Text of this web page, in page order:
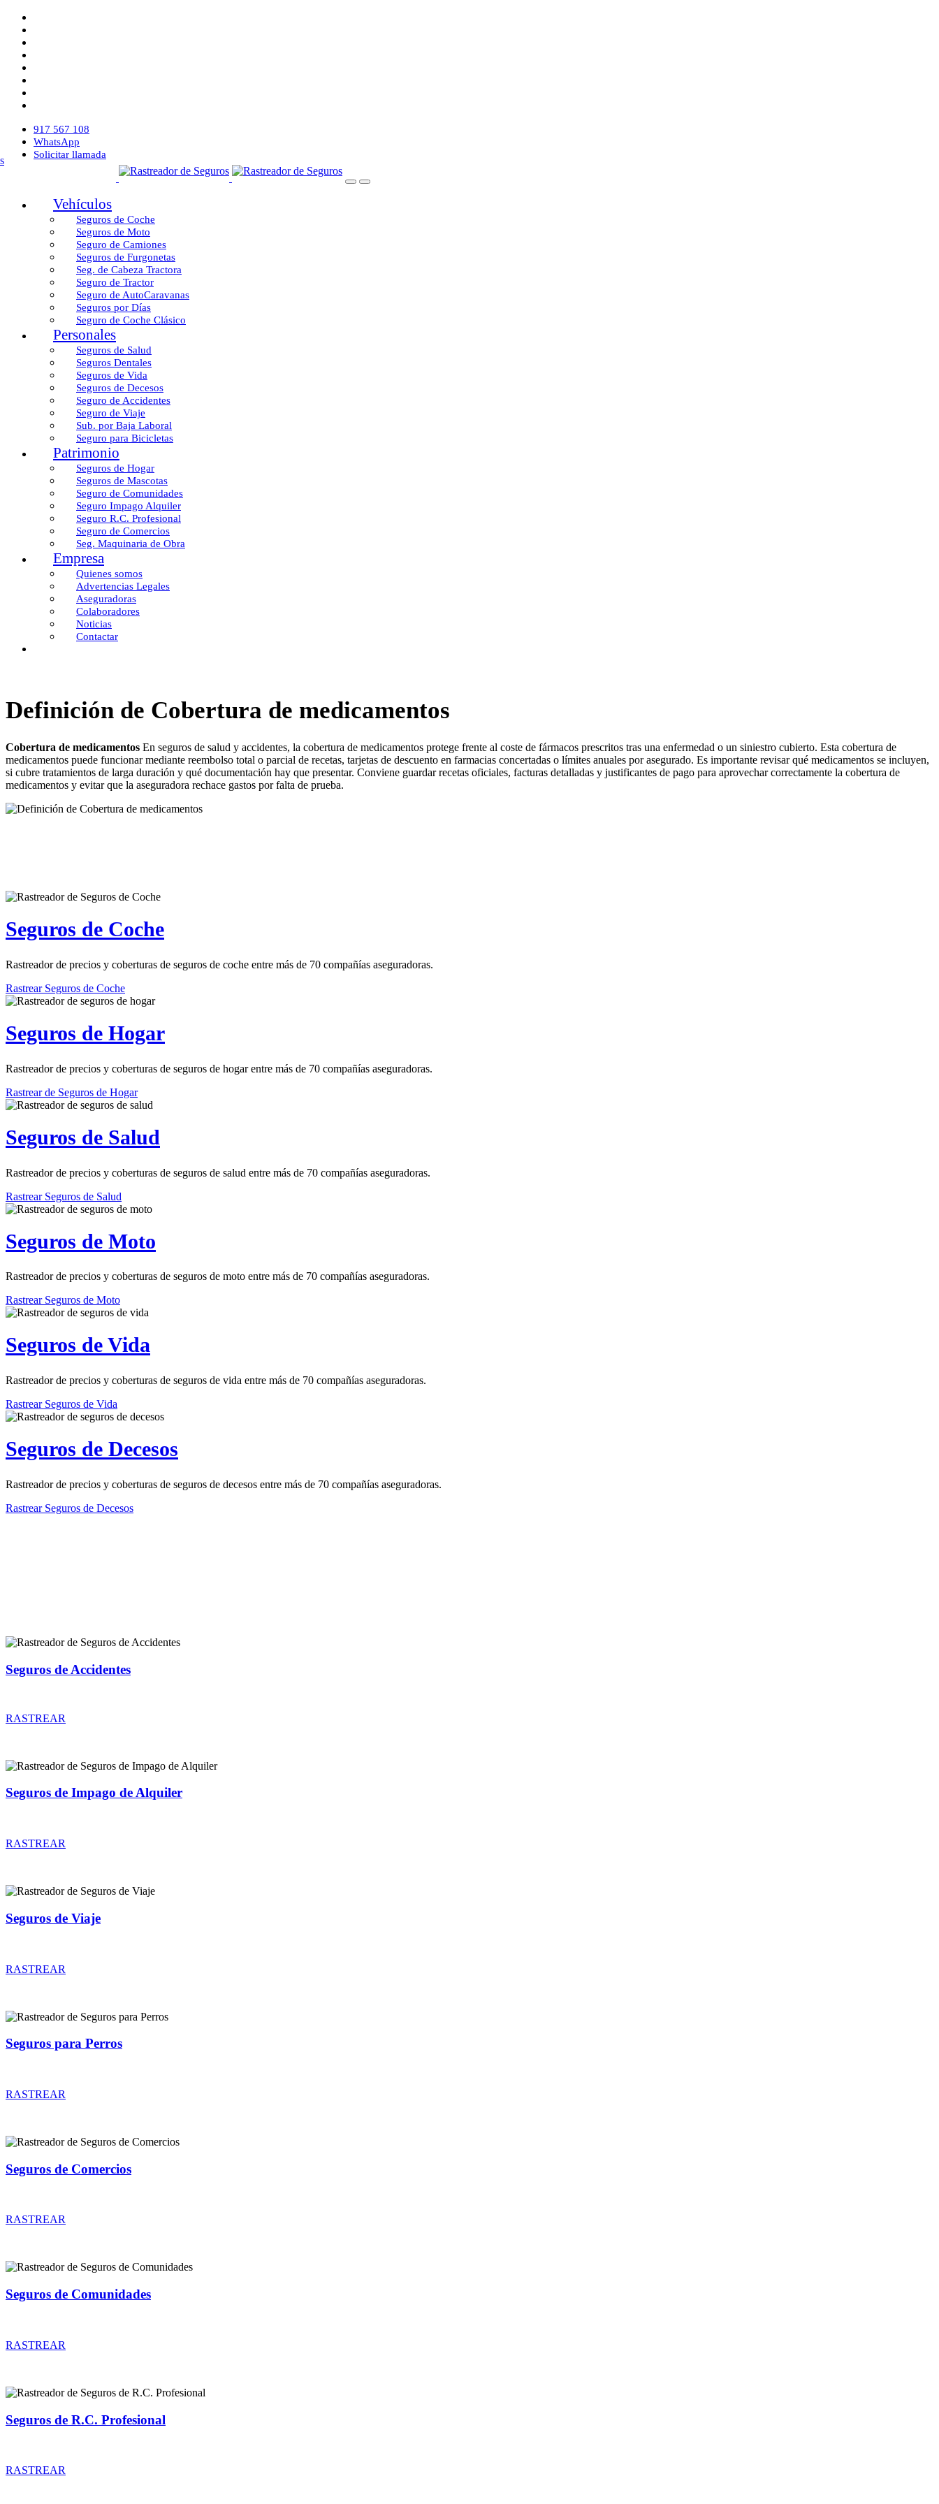
917 567 108
WhatsApp
Solicitar llamada
Vehículos
Seguros de Coche
Seguros de Moto
Seguro de Camiones
Seguros de Furgonetas
Seg. de Cabeza Tractora
Seguro de Tractor
Seguro de AutoCaravanas
Seguros por Días
Seguro de Coche Clásico
Personales
Seguros de Salud
Seguros Dentales
Seguros de Vida
Seguros de Decesos
Seguro de Accidentes
Seguro de Viaje
Sub. por Baja Laboral
Seguro para Bicicletas
Patrimonio
Seguros de Hogar
Seguros de Mascotas
Seguro de Comunidades
Seguro Impago Alquiler
Seguro R.C. Profesional
Seguro de Comercios
Seg. Maquinaria de Obra
Empresa
Quienes somos
Advertencias Legales
Aseguradoras
Colaboradores
Noticias
Contactar
Definición de Cobertura de medicamentos
Cobertura de medicamentos En seguros de salud y accidentes, la cobertura de medicamentos protege frente al coste de fármacos prescritos tras una enfermedad o un siniestro cubierto. Esta cobertura de
medicamentos puede funcionar mediante reembolso total o parcial de recetas, tarjetas de descuento en farmacias concertadas o límites anuales por asegurado. Es importante revisar qué medicamentos se incluyen,
si cubre tratamientos de larga duración y qué documentación hay que presentar. Conviene guardar recetas oficiales, facturas detalladas y justificantes de pago para aprovechar correctamente la cobertura de
medicamentos y evitar que la aseguradora rechace gastos por falta de prueba.
Seguros de Coche
Rastreador de precios y coberturas de seguros de coche entre más de 70 compañías aseguradoras.
Rastrear Seguros de Coche
Seguros de Hogar
Rastreador de precios y coberturas de seguros de hogar entre más de 70 compañías aseguradoras.
Rastrear de Seguros de Hogar
Seguros de Salud
Rastreador de precios y coberturas de seguros de salud entre más de 70 compañías aseguradoras.
Rastrear Seguros de Salud
Seguros de Moto
Rastreador de precios y coberturas de seguros de moto entre más de 70 compañías aseguradoras.
Rastrear Seguros de Moto
Seguros de Vida
Rastreador de precios y coberturas de seguros de vida entre más de 70 compañías aseguradoras.
Rastrear Seguros de Vida
Seguros de Decesos
Rastreador de precios y coberturas de seguros de decesos entre más de 70 compañías aseguradoras.
Rastrear Seguros de Decesos
Seguros de Accidentes
RASTREAR
Seguros de Impago de Alquiler
RASTREAR
Seguros de Viaje
RASTREAR
Seguros para Perros
RASTREAR
Seguros de Comercios
RASTREAR
Seguros de Comunidades
RASTREAR
Seguros de R.C. Profesional
RASTREAR